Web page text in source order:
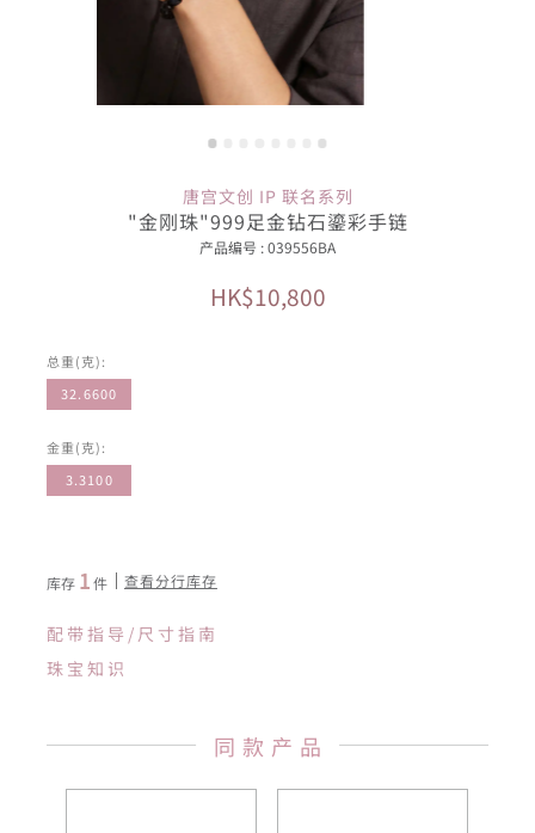
唐宫文创 IP 联名系列
"金刚珠"999足金钻石鎏彩手链
产品编号 : 039556BA
HK$10,800
总重(克):
32.6600
金重(克):
3.3100
库存 1件 查看分行库存
配带指导/尺寸指南
珠宝知识
同款产品